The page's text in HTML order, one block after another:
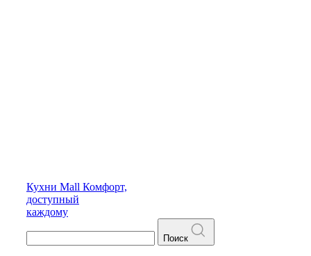
Кухни Mall Комфорт,
доступный
каждому
Поиск